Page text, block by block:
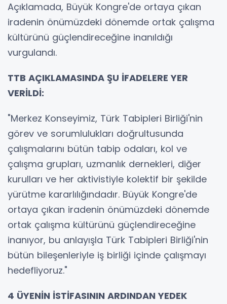
Açıklamada, Büyük Kongre'de ortaya çıkan
iradenin önümüzdeki dönemde ortak çalışma
kültürünü güçlendireceğine inanıldığı
vurgulandı.
TTB AÇIKLAMASINDA ŞU İFADELERE YER
VERİLDİ:
"Merkez Konseyimiz, Türk Tabipleri Birliği'nin
görev ve sorumlulukları doğrultusunda
çalışmalarını bütün tabip odaları, kol ve
çalışma grupları, uzmanlık dernekleri, diğer
kurulları ve her aktivistiyle kolektif bir şekilde
yürütme kararlılığındadır. Büyük Kongre'de
ortaya çıkan iradenin önümüzdeki dönemde
ortak çalışma kültürünü güçlendireceğine
inanıyor, bu anlayışla Türk Tabipleri Birliği'nin
bütün bileşenleriyle iş birliği içinde çalışmayı
hedefliyoruz."
4 ÜYENİN İSTİFASININ ARDINDAN YEDEK